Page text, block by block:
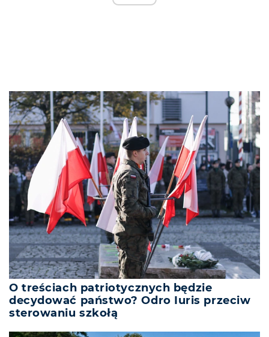
O treściach patriotycznych będzie
decydować państwo? Odro Iuris przeciw
sterowaniu szkołą